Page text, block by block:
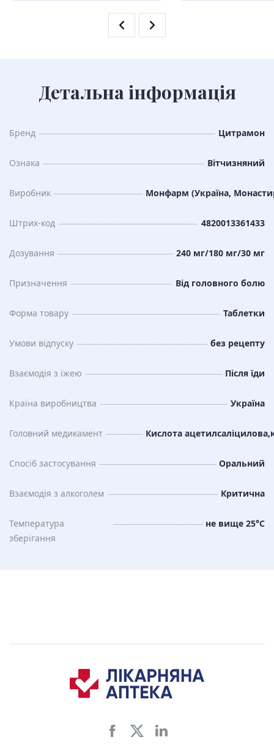
Детальна інформація
Бренд Цитрамон
Ознака Вітчизняний
Виробник Монфарм (Україна,
Штрих-код 4820013361433
Дозування 240 мг/180 мг/30 мг
Призначення Від головного болю
Форма товару Таблетки
Умови відпуску без рецепту
Взаємодія з їжею Після їди
Країна виробництва Україна
Головний медикамент Кислота
Спосіб застосування Оральний
Взаємодія з алкоголем Критична
Температура
зберiгання
не вище 25°C